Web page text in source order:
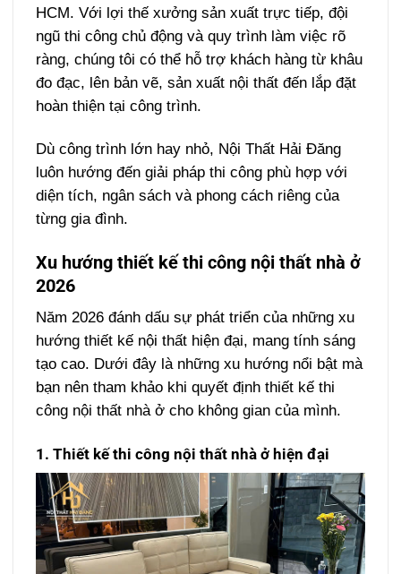
HCM. Với lợi thế xưởng sản xuất trực tiếp, đội
ngũ thi công chủ động và quy trình làm việc rõ
ràng, chúng tôi có thể hỗ trợ khách hàng từ khâu
đo đạc, lên bản vẽ, sản xuất nội thất đến lắp đặt
hoàn thiện tại công trình.
Dù công trình lớn hay nhỏ, Nội Thất Hải Đăng
luôn hướng đến giải pháp thi công phù hợp với
diện tích, ngân sách và phong cách riêng của
từng gia đình.
Xu hướng thiết kế thi công nội thất nhà ở
2026
Năm 2026 đánh dấu sự phát triển của những xu
hướng thiết kế nội thất hiện đại, mang tính sáng
tạo cao. Dưới đây là những xu hướng nổi bật mà
bạn nên tham khảo khi quyết định thiết kế thi
công nội thất nhà ở cho không gian của mình.
1. Thiết kế thi công nội thất nhà ở hiện đại